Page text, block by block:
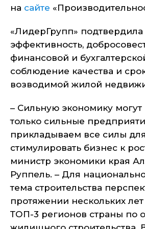
на сайте
«ЛидерГрупп»
эффективность,
финансовой и
соблюдение качества и
возводимой жилой
– Сильную экономику могут
только сильные
прикладываем все силы
стимулировать бизнес к
министр экономики края
Руппель. – Для
тема строительства
протяжении нескольких
ТОП-3 регионов страны по